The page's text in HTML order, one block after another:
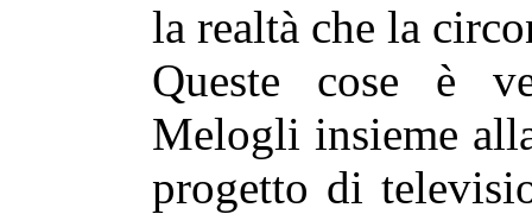
la realtà che la
Queste cose è
Melogli insieme
progetto di